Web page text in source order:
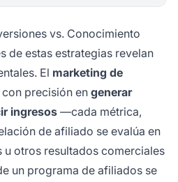
vs. Conocimiento
de estas estrategias revelan
El marketing de
precisión en generar
ingresos —cada métrica,
de afiliado se evalúa en
u otros resultados comerciales
un programa de afiliados se